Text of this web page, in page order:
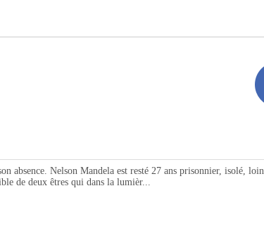
absence. Nelson Mandela est resté 27 ans prisonnier, isolé,
de deux êtres qui dans la lumièr...